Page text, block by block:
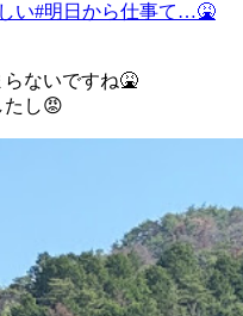
い#明日から仕事て…🤮
ないですね🤮
たし😡